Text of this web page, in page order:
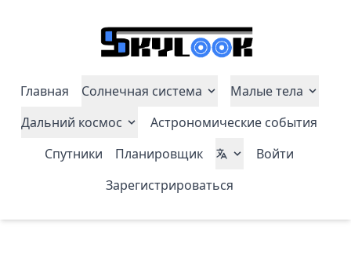
Главная Солнечная система
Малые тела
Дальний космос
Астрономические события
Спутники
Планировщик
Войти
Зарегистрироваться